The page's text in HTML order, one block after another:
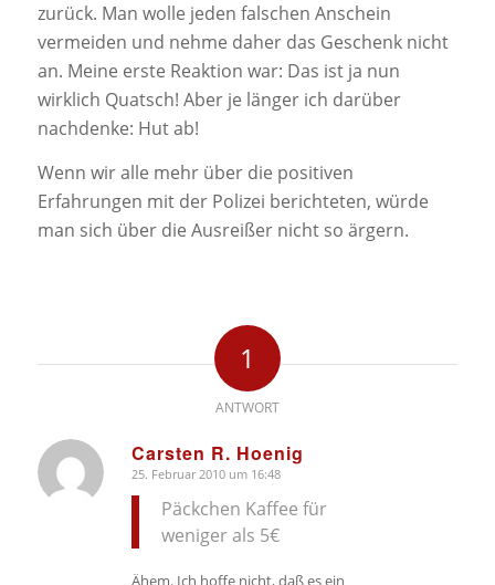
zurück. Man wolle jeden falschen Anschein
vermeiden und nehme daher das Geschenk nicht
an. Meine erste Reaktion war: Das ist ja nun
wirklich Quatsch! Aber je länger ich darüber
nachdenke: Hut ab!
Wenn wir alle mehr über die positiven
Erfahrungen mit der Polizei berichteten, würde
man sich über die Ausreißer nicht so ärgern.
1
ANTWORT
Carsten R. Hoenig
sagte:
25. Februar 2010 um 16:48
Päckchen Kaffee für
weniger als 5€
Ähem. Ich hoffe nicht, daß es ein